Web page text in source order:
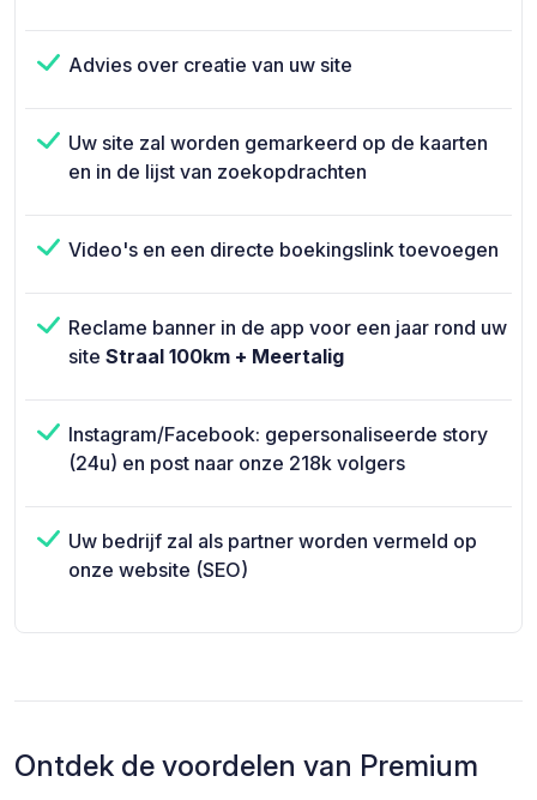
Advies over creatie van uw site
Uw site zal worden gemarkeerd op de kaarten
en in de lijst van zoekopdrachten
Video's en een directe boekingslink toevoegen
Reclame banner in de app voor een jaar rond uw
site Straal 100km + Meertalig
Instagram/Facebook: gepersonaliseerde story
(24u) en post naar onze 218k volgers
Uw bedrijf zal als partner worden vermeld op
onze website (SEO)
Ontdek de voordelen van Premium